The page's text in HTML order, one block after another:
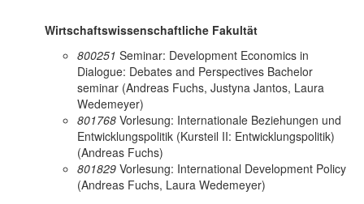
Wirtschaftswissenschaftliche Fakultät
800251 Seminar: Development Economics in
Dialogue: Debates and Perspectives Bachelor
seminar (Andreas Fuchs, Justyna Jantos, Laura
Wedemeyer)
801768 Vorlesung: Internationale Beziehungen und
Entwicklungspolitik (Kursteil II: Entwicklungspolitik)
(Andreas Fuchs)
801829 Vorlesung: International Development Policy
(Andreas Fuchs, Laura Wedemeyer)